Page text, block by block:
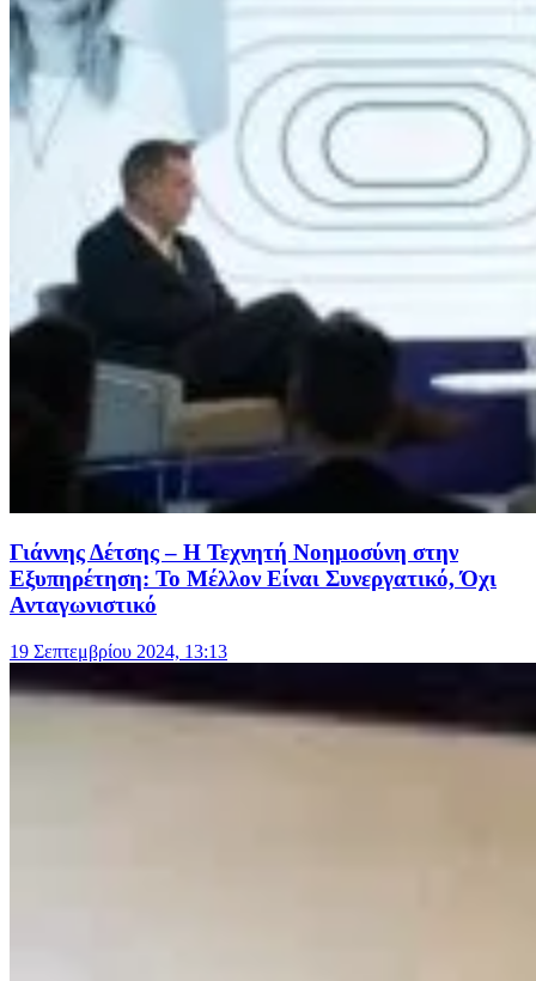
Γιάννης Δέτσης – Η Τεχνητή Νοημοσύνη στην
Εξυπηρέτηση: Το Μέλλον Είναι Συνεργατικό, Όχι
Ανταγωνιστικό
19 Σεπτεμβρίου 2024, 13:13